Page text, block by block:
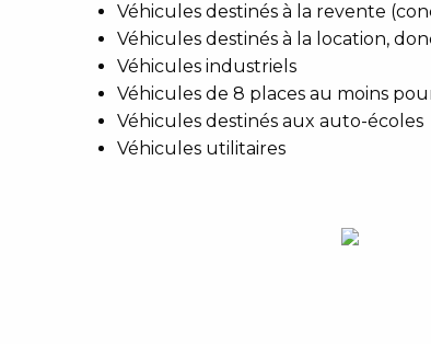
Véhicules destinés à la revente
Véhicules destinés à la location,
Véhicules industriels
Véhicules de 8 places au moins
Véhicules destinés aux auto-écoles
Véhicules utilitaires